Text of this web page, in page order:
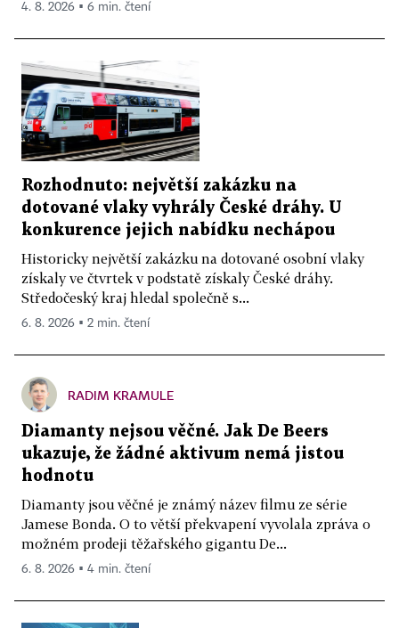
4. 8. 2026 ▪ 6 min. čtení
Rozhodnuto: největší zakázku na
dotované vlaky vyhrály České dráhy. U
konkurence jejich nabídku nechápou
Historicky největší zakázku na dotované osobní vlaky
získaly ve čtvrtek v podstatě získaly České dráhy.
Středočeský kraj hledal společně s...
6. 8. 2026 ▪ 2 min. čtení
RADIM KRAMULE
Diamanty nejsou věčné. Jak De Beers
ukazuje, že žádné aktivum nemá jistou
hodnotu
Diamanty jsou věčné je známý název filmu ze série
Jamese Bonda. O to větší překvapení vyvolala zpráva o
možném prodeji těžařského gigantu De...
6. 8. 2026 ▪ 4 min. čtení